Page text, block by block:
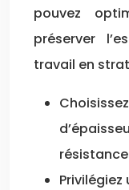
pouvez
préserver
travail en